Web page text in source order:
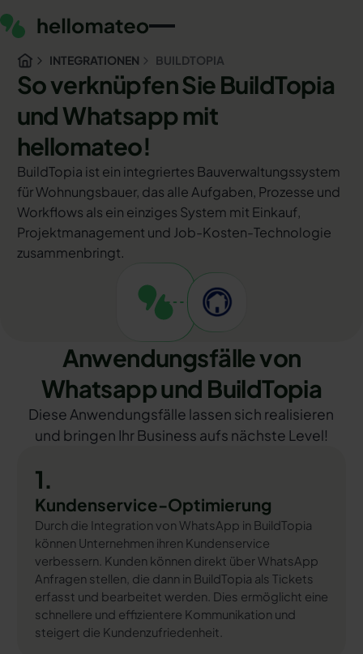
INTEGRATIONEN BUILDTOPIA
So verknüpfen Sie BuildTopia
und Whatsapp mit
hellomateo!
BuildTopia ist ein integriertes Bauverwaltungssystem
für Wohnungsbauer, das alle Aufgaben, Prozesse und
Workflows als ein einziges System mit Einkauf,
Projektmanagement und Job-Kosten-Technologie
zusammenbringt.
Anwendungsfälle von
Whatsapp und BuildTopia
Diese Anwendungsfälle lassen sich realisieren
und bringen Ihr Business aufs nächste Level!
1.
Kundenservice-Optimierung
Durch die Integration von WhatsApp in BuildTopia
können Unternehmen ihren Kundenservice
verbessern. Kunden können direkt über WhatsApp
Anfragen stellen, die dann in BuildTopia als Tickets
erfasst und bearbeitet werden. Dies ermöglicht eine
schnellere und effizientere Kommunikation und
steigert die Kundenzufriedenheit.